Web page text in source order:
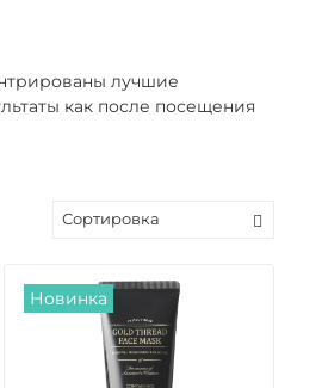
лучшие
как после посещения
Новинка